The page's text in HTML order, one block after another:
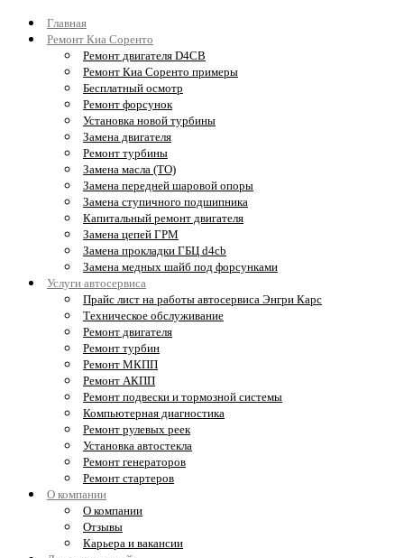
Главная
Ремонт Киа Соренто
Ремонт двигателя D4CB
Ремонт Киа Соренто примеры
Бесплатный осмотр
Ремонт форсунок
Установка новой турбины
Замена двигателя
Ремонт турбины
Замена масла (ТО)
Замена передней шаровой опоры
Замена ступичного подшипника
Капитальный ремонт двигателя
Замена цепей ГРМ
Замена прокладки ГБЦ d4cb
Замена медных шайб под форсунками
Услуги автосервиса
Прайс лист на работы автосервиса Энгри Карс
Техническое обслуживание
Ремонт двигателя
Ремонт турбин
Ремонт МКПП
Ремонт АКПП
Ремонт подвески и тормозной системы
Компьютерная диагностика
Ремонт рулевых реек
Установка автостекла
Ремонт генераторов
Ремонт стартеров
О компании
О компании
Отзывы
Карьера и вакансии